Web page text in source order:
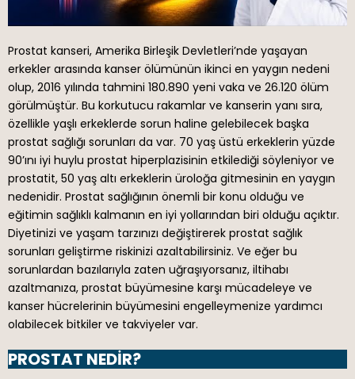
Prostat kanseri, Amerika Birleşik Devletleri’nde yaşayan
erkekler arasında kanser ölümünün ikinci en yaygın nedeni
olup, 2016 yılında tahmini 180.890 yeni vaka ve 26.120 ölüm
görülmüştür. Bu korkutucu rakamlar ve kanserin yanı sıra,
özellikle yaşlı erkeklerde sorun haline gelebilecek başka
prostat sağlığı sorunları da var. 70 yaş üstü erkeklerin yüzde
90’ını iyi huylu prostat hiperplazisinin etkilediği söyleniyor ve
prostatit, 50 yaş altı erkeklerin üroloğa gitmesinin en yaygın
nedenidir. Prostat sağlığının önemli bir konu olduğu ve
eğitimin sağlıklı kalmanın en iyi yollarından biri olduğu açıktır.
Diyetinizi ve yaşam tarzınızı değiştirerek prostat sağlık
sorunları geliştirme riskinizi azaltabilirsiniz. Ve eğer bu
sorunlardan bazılarıyla zaten uğraşıyorsanız, iltihabı
azaltmanıza, prostat büyümesine karşı mücadeleye ve
kanser hücrelerinin büyümesini engelleymenize yardımcı
olabilecek bitkiler ve takviyeler var.
PROSTAT NEDIR?